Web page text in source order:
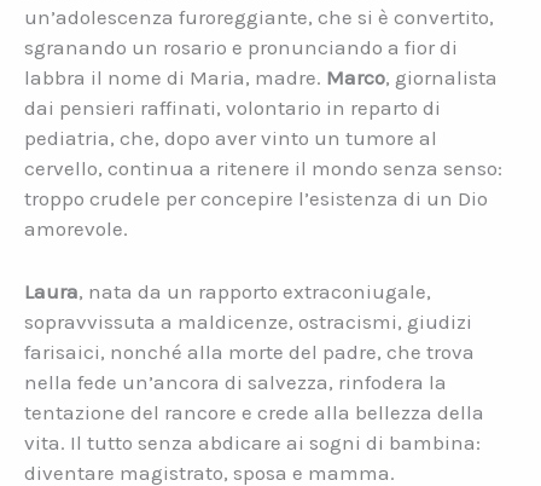
un’adolescenza furoreggiante, che si è convertito,
sgranando un rosario e pronunciando a fior di
labbra il nome di Maria, madre. Marco, giornalista
dai pensieri raffinati, volontario in reparto di
pediatria, che, dopo aver vinto un tumore al
cervello, continua a ritenere il mondo senza senso:
troppo crudele per concepire l’esistenza di un Dio
amorevole.
Laura, nata da un rapporto extraconiugale,
sopravvissuta a maldicenze, ostracismi, giudizi
farisaici, nonché alla morte del padre, che trova
nella fede un’ancora di salvezza, rinfodera la
tentazione del rancore e crede alla bellezza della
vita. Il tutto senza abdicare ai sogni di bambina:
diventare magistrato, sposa e mamma.